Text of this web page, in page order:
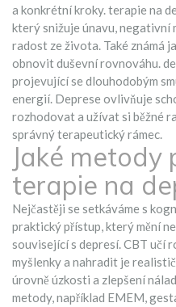
a konkrétní kroky.terapie na
který snižuje únavu, negativní
radost ze života. Také známá
obnovit duševní rovnováhu.
projevující se dlouhodobým
energií. Deprese ovlivňuje
rozhodovat a užívat si běžné
správný terapeutický rámec.
Jaké metody
terapie na
Nejčastěji se setkáváme s
praktický přístup, který mění
související s depresí. CBT učí
myšlenky a nahradit je
úrovně úzkosti a zlepšení
metody, například EMEM,